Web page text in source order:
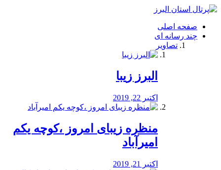
فصد
شرق
تهران
خشکشویی
صفحه اصلی
چند رسانه ای
تصاویر
البرز زیبا
اکتبر 22, 2019
منظره‌‌ زیبای امروز ،کوچه یکم
امیرآباد
اکتبر 21, 2019